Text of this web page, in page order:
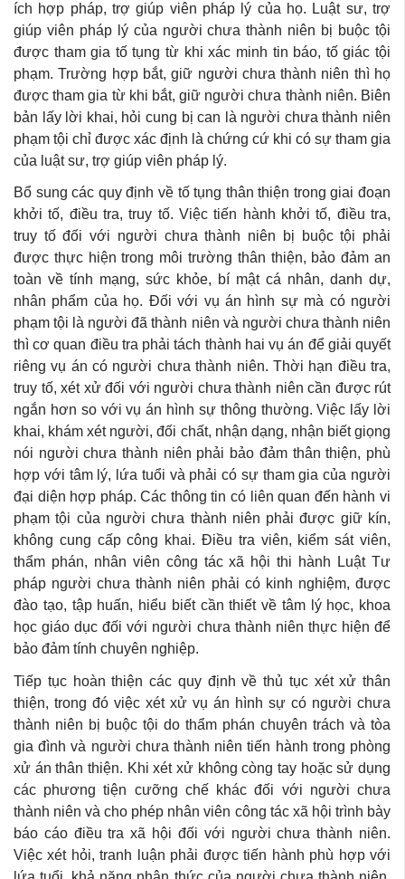
ích hợp pháp, trợ giúp viên pháp lý của họ. Luật sư, trợ
giúp viên pháp lý của người chưa thành niên bị buộc tội
được tham gia tố tụng từ khi xác minh tin báo, tố giác tội
phạm. Trường hợp bắt, giữ người chưa thành niên thì họ
được tham gia từ khi bắt, giữ người chưa thành niên. Biên
bản lấy lời khai, hỏi cung bị can là người chưa thành niên
phạm tội chỉ được xác định là chứng cứ khi có sự tham gia
của luật sư, trợ giúp viên pháp lý.
Bổ sung các quy định về tố tụng thân thiện trong giai đoạn
khởi tố, điều tra, truy tố. Việc tiến hành khởi tố, điều tra,
truy tố đối với người chưa thành niên bị buộc tội phải
được thực hiện trong môi trường thân thiện, bảo đảm an
toàn về tính mạng, sức khỏe, bí mật cá nhân, danh dự,
nhân phẩm của họ. Đối với vụ án hình sự mà có người
phạm tội là người đã thành niên và người chưa thành niên
thì cơ quan điều tra phải tách thành hai vụ án để giải quyết
riêng vụ án có người chưa thành niên. Thời hạn điều tra,
truy tố, xét xử đối với người chưa thành niên cần được rút
ngắn hơn so với vụ án hình sự thông thường. Việc lấy lời
khai, khám xét người, đối chất, nhận dạng, nhận biết giọng
nói người chưa thành niên phải bảo đảm thân thiện, phù
hợp với tâm lý, lứa tuổi và phải có sự tham gia của người
đại diện hợp pháp. Các thông tin có liên quan đến hành vi
phạm tội của người chưa thành niên phải được giữ kín,
không cung cấp công khai. Điều tra viên, kiểm sát viên,
thẩm phán, nhân viên công tác xã hội thi hành Luật Tư
pháp người chưa thành niên phải có kinh nghiệm, được
đào tạo, tập huấn, hiểu biết cần thiết về tâm lý học, khoa
học giáo dục đối với người chưa thành niên thực hiện để
bảo đảm tính chuyên nghiệp.
Tiếp tục hoàn thiện các quy định về thủ tục xét xử thân
thiện, trong đó việc xét xử vụ án hình sự có người chưa
thành niên bị buộc tội do thẩm phán chuyên trách và tòa
gia đình và người chưa thành niên tiến hành trong phòng
xử án thân thiện. Khi xét xử không còng tay hoặc sử dụng
các phương tiện cưỡng chế khác đối với người chưa
thành niên và cho phép nhân viên công tác xã hội trình bày
báo cáo điều tra xã hội đối với người chưa thành niên.
Việc xét hỏi, tranh luận phải được tiến hành phù hợp với